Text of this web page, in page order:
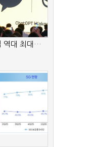
역대 최대…